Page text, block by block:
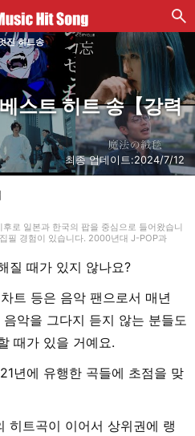
진 히트송
스트 히트 송【강력
최종 업데이트:2024/7/12
로 일본과 한국의 팝을 중심으로 들어왔습니
필 경험이 있습니다. 2000년대 J-POP과
즐깁니다. 과거 업무 환경과 그 영향으로 왕
것이, ‘좋아함’의 폭을 넓혔는지도 모릅니다.
에 부합하는 편집을 지향하고 있습니다.
질 때가 있지 않나요?
트 등은 음악 팬으로서 매년
악을 그다지 듣지 않는 분들도
때가 있을 거예요.
년에 유행한 곡들에 초점을 맞
히트곡이 이어서 상위권에 랭